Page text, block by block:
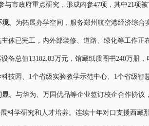
市政府重点研究，形成内参47项，其中21项
境。 为拓展办学空间，服务郑州航空港经济综合
体已完工，内外部装修、道路、绿化等工作
设备总值13182.83万元，馆藏纸质图书240万册
技园、1个省级实验教学示范中心、1个省级智
显。 与华为、万国优品等企业签订校企合作协议
科学研究和人才培养。 连续十年对口支援西藏